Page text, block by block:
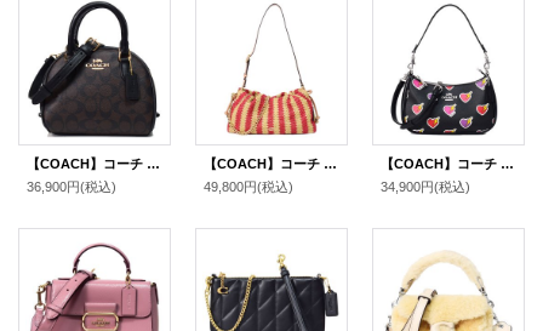
【COACH】コーチ コーティングキャンバス レザー シグネチャー ミニ ドーム サッチェル 2Way ショルダー ハンドバッグ ブラウン×ブラック（日本未発売）
36,900円(税込)
【COACH】コーチ バッグ かごバッグ 巾着 ストロー レザー ストライプ フェイ ラージ ロゴ 2WAY チェーン ショルダー クラッチ ハンドバッグ レッド×タン（日本未発売）
49,800円(税込)
【COACH】コーチ バッグ ハートボルト PVC レザー テリ ロゴ 2way クロスボディ 斜め掛け ショルダー ハンドバッグ ブラックマルチ（日本未発売）
34,900円(税込)